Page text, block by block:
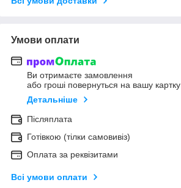
Умови оплати
Ви отримаєте замовлення
або гроші повернуться на вашу картку
Детальніше
Післяплата
Готівкою (тілки самовивіз)
Оплата за реквізитами
Всі умови оплати